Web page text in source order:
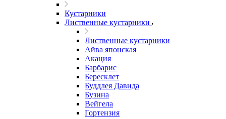
Кустарники
Лиственные кустарники
Лиственные кустарники
Айва японская
Акация
Барбарис
Бересклет
Буддлея Давида
Бузина
Вейгела
Гортензия